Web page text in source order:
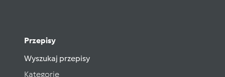
Przepisy
Wyszukaj przepisy
Kategorie